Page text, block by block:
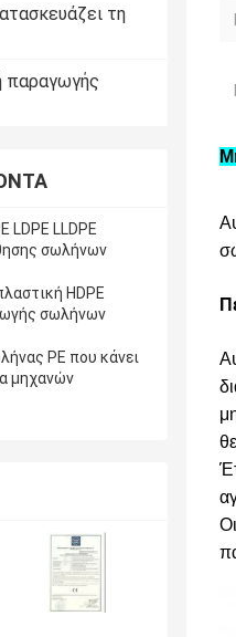
τη
παραγωγής
LDPE LLDPE
σωλήνων
HDPE
σωλήνων
PE που κάνει
μηχανών